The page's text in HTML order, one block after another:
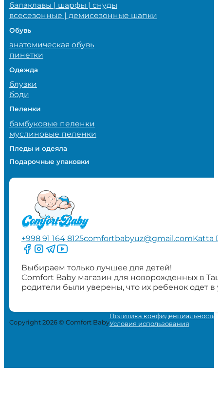
балаклавы | шарфы | снуды
всесезонные | демисезонные шапки
Обувь
анатомическая обувь
пинетки
Одежда
блузки
боди
Пеленки
бамбуковые пеленки
муслиновые пеленки
Пледы и одеяла
Подарочные упаковки
+998 91 164 8125comfortbabyuz@gmail.comKatta
Следите за нами на Facebook
Следите за нами в Instagram
Следите за нами в Telegram
Следите за нами в YouTube
Выбираем только лучшее для детей!
Comfort Baby магазин для новорожденных в
родители были уверены, что их ребенок одет
Copyright 2026 © Comfort Baby
Политика конфиденциальности
Условия использования